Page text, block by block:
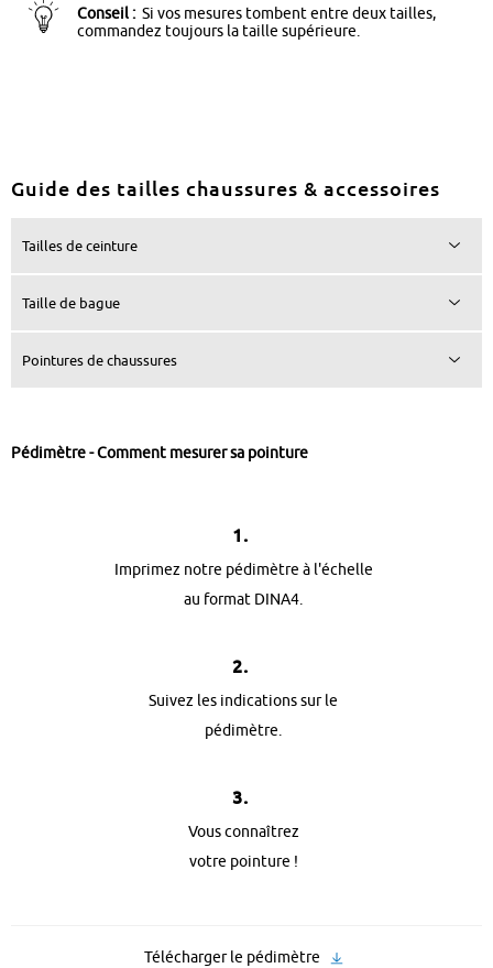
Conseil : Si vos mesures tombent entre deux tailles,
commandez toujours la taille supérieure.
Guide des tailles chaussures & accessoires
Tailles de ceinture
Taille de bague
Pointures de chaussures
Pédimètre - Comment mesurer sa pointure
1.
Imprimez notre pédimètre à l'échelle
au format DINA4.
2.
Suivez les indications sur le
pédimètre.
3.
Vous connaîtrez
votre pointure !
Télécharger le pédimètre